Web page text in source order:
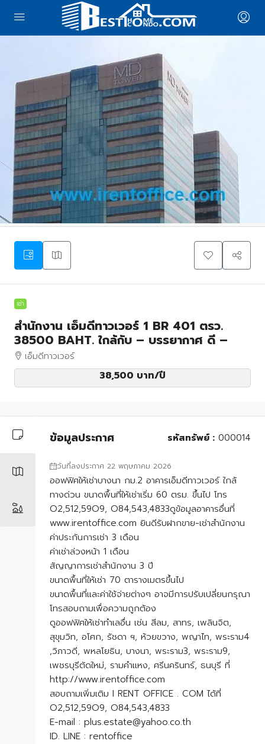
เช่า
สำนักงาน เอ็มดีทาวเวอร์ 1 BR 401 ตรว.
38500 BAHT. ใกล้กับ – บรรยากาศ ดี –
เอ็มดีทาวเวอร์
38,500 บาท/ปี
ข้อมูลประกาศ รหัสทรัพย์ : 000014
วันที่ลงประกาศ 22 พฤษภาคม 2026
ออฟฟิศให้เช่าบางนา กม.2 อาคารเอ็มดีทาวเวอร์ ใกล้
ทางด่วน ขนาดพื้นที่ให้เช่าเริ่ม 60 ตรม. ขึ้นไป โทร
O2,512,59O9, O84,543,4833ดูข้อมูลอาคารอื่นที่
www.irentoffice.com ยินดีรับฝากขาย-เช่าสำนักงาน
ค่าประกันการเช่า 3 เดือน
ค่าเช่าล่วงหน้า 1 เดือน
สัญญาการเช่าสำนักงาน 3 ปี
ขนาดพื้นที่ให้เช่า 70 ตารางเมตรขึ้นไป
ขนาดพื้นที่และค่าใช้จ่ายต่างๆ อาจมีการปรับเปลี่ยนกรุณา
โทรสอบถามเพื่อความถูกต้อง
ดูออฟฟิศให้เช่าทำเลอื่น เช่น สีลม, สาทร, เพลินจิต,
สุขุมวิท, อโศก, รัชดา ฯ, ห้วยขวาง, พญาไท, พระราม4
,วิภาวดี, พหลโยธิน, บางนา, พระราม3, พระราม9,
เพชรบุรีตัดใหม่, รามคำแหง, ศรีนครินทร์, ธนบุรี ที่
http://www.irentoffice.com
สอบถามเพิ่มเติม I RENT OFFICE . COM ได้ที่
O2,512,59O9, O84,543,4833
E-mail : plus.estate@yahoo.co.th
ID. LINE : rentoffice